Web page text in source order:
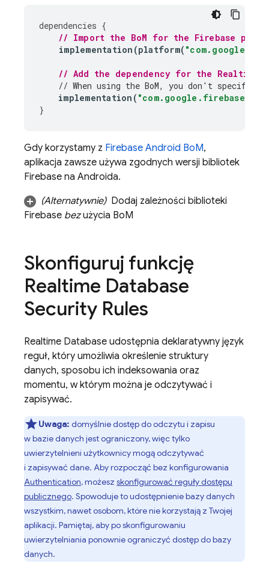
dependencies {
// Import the BoM for the Firebase
implementation (platform(
// Add the dependency for the Realtime
// When using the BoM, you don't specify
implementation (
}
Gdy korzystamy z Firebase Android BoM,
aplikacja zawsze używa zgodnych wersji bibliotek
Firebase na Androida.
(Alternatywnie)Dodaj zależności biblioteki
Firebase bezużycia BoM
Skonfiguruj funkcję
Realtime Database
Security Rules
Realtime Database udostępnia deklaratywny język
reguł, który umożliwia określenie struktury
danych, sposobu ich indeksowania oraz
momentu, w którym można je odczytywać i
zapisywać.
Uwaga: domyślnie dostęp do odczytu i zapisu
w bazie danych jest ograniczony, więc tylko
uwierzytelnieni użytkownicy mogą odczytywać
i zapisywać dane. Aby rozpocząć bez konfigurowania
Authentication, możesz skonfigurować reguły dostępu
publicznego. Spowoduje to udostępnienie bazy danych
wszystkim, nawet osobom, które nie korzystają z Twojej
aplikacji. Pamiętaj, aby po skonfigurowaniu
uwierzytelniania ponownie ograniczyć dostęp do bazy
danych.